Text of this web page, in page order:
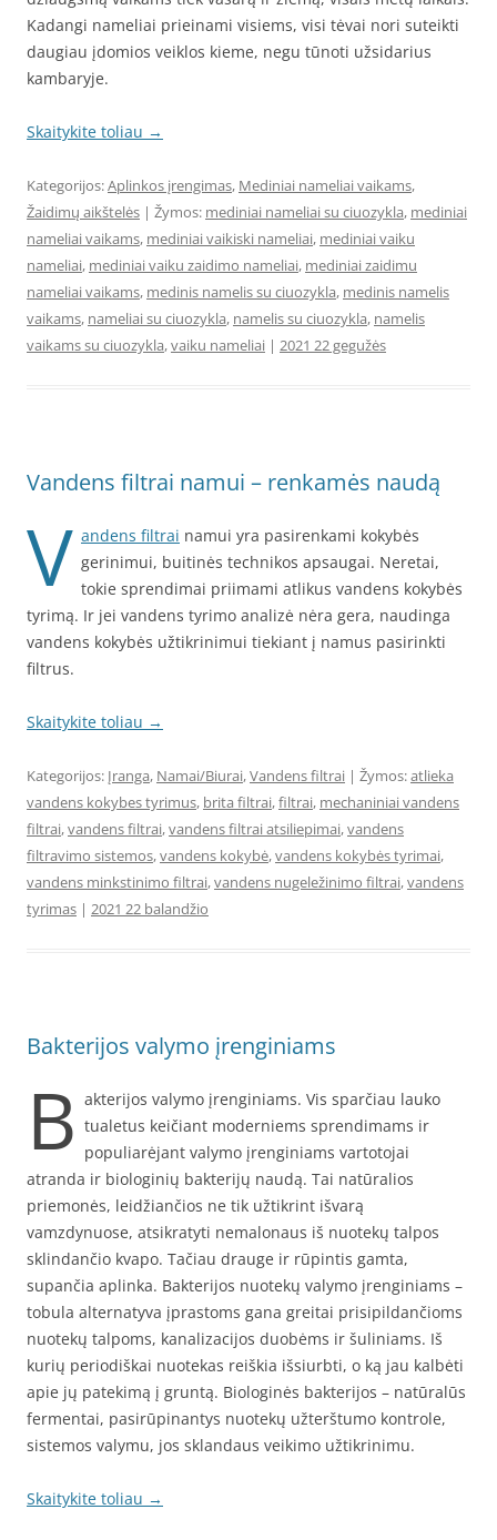
Kadangi nameliai prieinami visiems, visi tėvai nori suteikti
daugiau įdomios veiklos kieme, negu tūnoti užsidarius
kambaryje.
Skaitykite toliau →
Kategorijos:Aplinkos įrengimas, Mediniai nameliai vaikams,
Žaidimų aikštelės | Žymos: mediniai nameliai su ciuozykla, mediniai
nameliai vaikams, mediniai vaikiski nameliai, mediniai vaiku
nameliai, mediniai vaiku zaidimo nameliai, mediniai zaidimu
nameliai vaikams, medinis namelis su ciuozykla, medinis namelis
vaikams, nameliai su ciuozykla, namelis su ciuozykla, namelis
vaikams su ciuozykla,vaiku nameliai | 2021 22 gegužės
Vandens filtrai namui – renkamės naudą
V andens filtrai namui yra pasirenkami kokybės
gerinimui, buitinės technikos apsaugai. Neretai,
tokie sprendimai priimami atlikus vandens kokybės
tyrimą. Ir jei vandens tyrimo analizė nėra gera, naudinga
vandens kokybės užtikrinimui tiekiant į namus pasirinkti
filtrus.
Skaitykite toliau →
Kategorijos: Įranga, Namai/Biurai,Vandens filtrai | Žymos:atlieka
vandens kokybes tyrimus, brita filtrai,filtrai, mechaniniai vandens
filtrai,vandens filtrai,vandens filtrai atsiliepimai,vandens
filtravimo sistemos,vandens kokybė,vandens kokybės tyrimai,
vandens minkstinimo filtrai,vandens nugeležinimo filtrai,vandens
tyrimas | 2021 22 balandžio
Bakterijos valymo įrenginiams
B akterijos valymo įrenginiams. Vis sparčiau lauko
tualetus keičiant moderniems sprendimams ir
populiarėjant valymo įrenginiams vartotojai
atranda ir biologinių bakterijų naudą. Tai natūralios
priemonės, leidžiančios ne tik užtikrint išvarą
vamzdynuose, atsikratyti nemalonaus iš nuotekų talpos
sklindančio kvapo. Tačiau drauge ir rūpintis gamta,
supančia aplinka. Bakterijos nuotekų valymo įrenginiams –
tobula alternatyva įprastoms gana greitai prisipildančioms
nuotekų talpoms, kanalizacijos duobėms ir šuliniams. Iš
kurių periodiškai nuotekas reiškia išsiurbti, o ką jau kalbėti
apie jų patekimą į gruntą. Biologinės bakterijos – natūralūs
fermentai, pasirūpinantys nuotekų užterštumo kontrole,
sistemos valymu, jos sklandaus veikimo užtikrinimu.
Skaitykite toliau →